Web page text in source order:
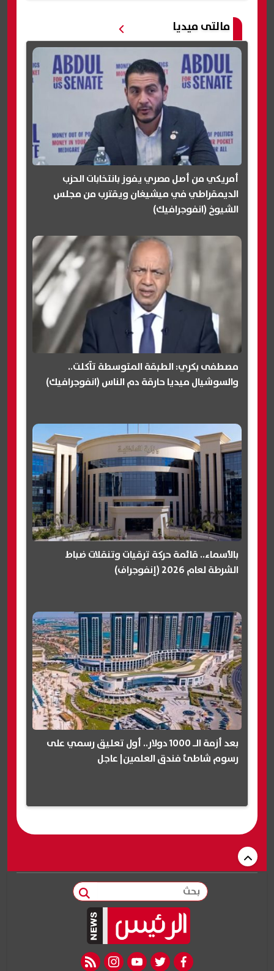
مالتى ميديا
أمريكي من أصل مصري يفوز بانتخابات الحزب
الديمقراطي في ميشيغان ويقترب من مجلس
الشيوخ (انفوجرافيك)
مصطفى بكري: الطبقة المتوسطة تآكلت..
والسوشيال ميديا حارقة دم الناس (انفوجرافيك)
بالأسماء.. قائمة حركة ترقيات وتنقلات ضباط
الشرطة لعام 2026 (إنفوجراف)
بعد أزمة الـ 1000 دولار.. أول تعليق رسمي على
رسوم شاطئ فندق العلمين| عاجل
بحث